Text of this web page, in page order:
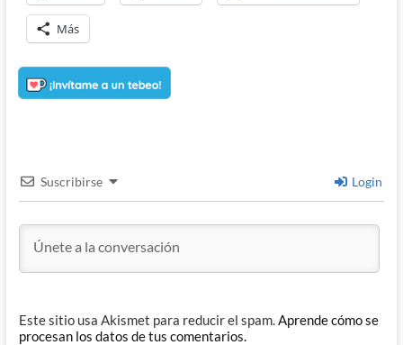
Más
Suscribirse Login
Este sitio usa Akismet para reducir el spam.Aprende cómo se
procesan los datos de tus comentarios.